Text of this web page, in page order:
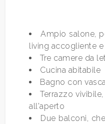
Ampio salone,
living accogliente e
Tre camere da
Cucina abitabile
Bagno con
Terrazzo
all'aperto
Due balconi,
Qualsiasi